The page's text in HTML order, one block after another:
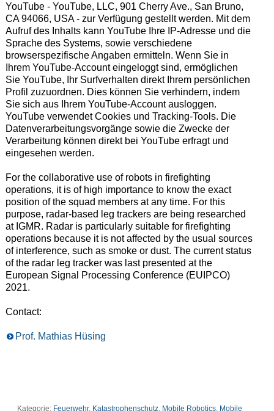
YouTube - YouTube, LLC, 901 Cherry Ave., San Bruno,
CA 94066, USA - zur Verfügung gestellt werden. Mit dem
Aufruf des Inhalts kann YouTube Ihre IP-Adresse und die
Sprache des Systems, sowie verschiedene
browserspezifische Angaben ermitteln. Wenn Sie in
Ihrem YouTube-Account eingeloggt sind, ermöglichen
Sie YouTube, Ihr Surfverhalten direkt Ihrem persönlichen
Profil zuzuordnen. Dies können Sie verhindern, indem
Sie sich aus Ihrem YouTube-Account ausloggen.
YouTube verwendet Cookies und Tracking-Tools. Die
Datenverarbeitungsvorgänge sowie die Zwecke der
Verarbeitung können direkt bei YouTube erfragt und
eingesehen werden.
For the collaborative use of robots in firefighting
operations, it is of high importance to know the exact
position of the squad members at any time. For this
purpose, radar-based leg trackers are being researched
at IGMR. Radar is particularly suitable for firefighting
operations because it is not affected by the usual sources
of interference, such as smoke or dust. The current status
of the radar leg tracker was last presented at the
European Signal Processing Conference (EUIPCO)
2021.
Contact:
Prof. Mathias Hüsing
Kategorie: Feuerwehr, Katastrophenschutz, Mobile Robotics, Mobile